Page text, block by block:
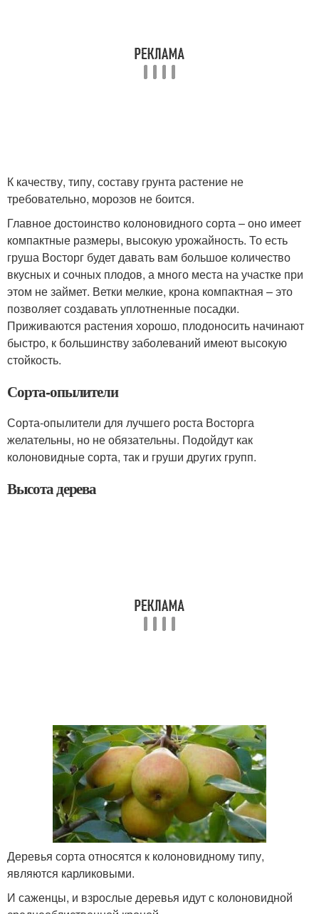
К качеству, типу, составу грунта растение не
требовательно, морозов не боится.
Главное достоинство колоновидного сорта – оно имеет
компактные размеры, высокую урожайность. То есть
груша Восторг будет давать вам большое количество
вкусных и сочных плодов, а много места на участке при
этом не займет. Ветки мелкие, крона компактная – это
позволяет создавать уплотненные посадки.
Приживаются растения хорошо, плодоносить начинают
быстро, к большинству заболеваний имеют высокую
стойкость.
Сорта-опылители
Сорта-опылители для лучшего роста Восторга
желательны, но не обязательны. Подойдут как
колоновидные сорта, так и груши других групп.
Высота дерева
Деревья сорта относятся к колоновидному типу,
являются карликовыми.
И саженцы, и взрослые деревья идут с колоновидной